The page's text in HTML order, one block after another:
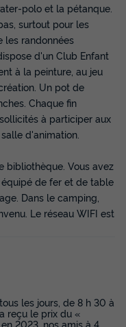
+ 2
- Sans sanitaires
263 €
€ -20%
polo et la pétanque.
surtout pour les
les randonnées
d'un Club Enfant
à la peinture, au jeu
Un pot de
Chaque fin
à participer aux
d'animation.
bibliothèque. Vous avez
de fer et de table
Dans le camping,
Le réseau WIFI est
les jours, de 8 h 30 à
reçu le prix du «
2023, nos amis à 4